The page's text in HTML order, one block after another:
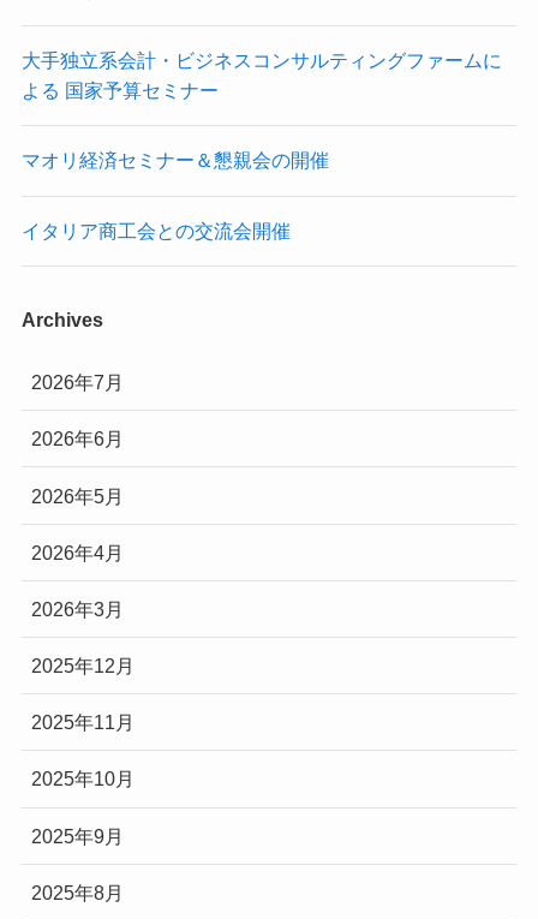
大手独立系会計・ビジネスコンサルティングファームに
よる 国家予算セミナー
マオリ経済セミナー＆懇親会の開催
イタリア商工会との交流会開催
Archives
2026年7月
2026年6月
2026年5月
2026年4月
2026年3月
2025年12月
2025年11月
2025年10月
2025年9月
2025年8月